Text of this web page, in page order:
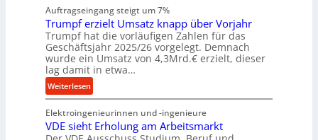
n
k
r
e
i
s
l
a
u
f
i
e
n
e
n
f
ü
u
a
r
t
u
n
g
s
r
e
Auftragseingang steigt um 7%
Trumpf erzielt Umsatz knapp über Vorjahr
Trumpf hat die vorläufigen Zahlen für das
Geschäftsjahr 2025/26 vorgelegt. Demnach
wurde ein Umsatz von 4,3Mrd.€ erzielt, dieser
lag damit in etwa…
Weiterlesen:
T
r
u
Elektroingenieurinnen und -ingenieure
VDE sieht Erholung am Arbeitsmarkt